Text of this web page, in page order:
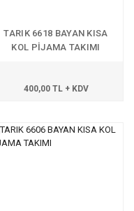
TARIK 6618 BAYAN KISA
KOL PİJAMA TAKIMI
400,00 TL + KDV